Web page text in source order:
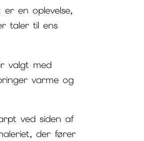
en oplevelse,
taler til ens
valgt med
varme og
ved siden af
der fører